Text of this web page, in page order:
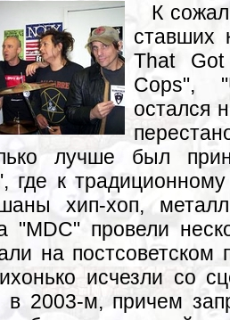
К
ставших
That
Cops",
остался
лучше был
где к
хип-хоп,
"MDC" провели
на постсоветском
исчезли со
в 2003-м, причем